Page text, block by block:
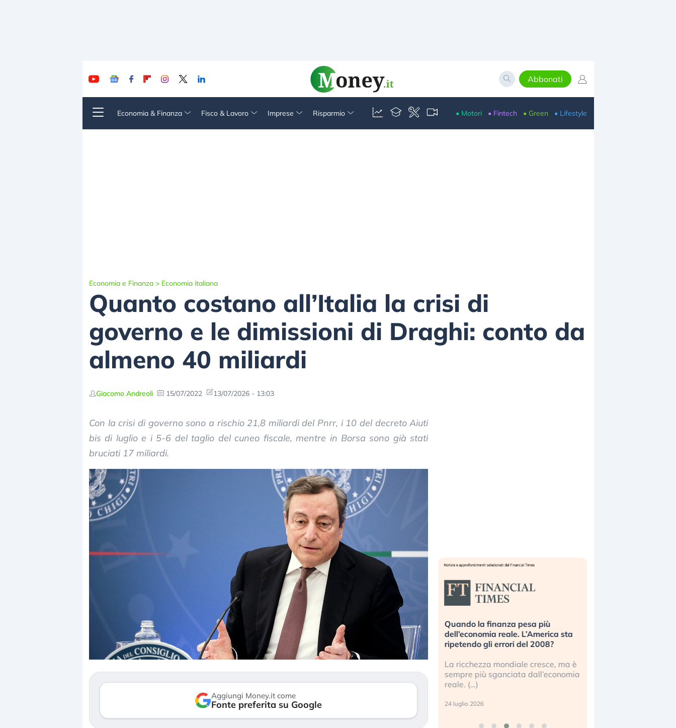
Abbonati
Economia & Finanza Fisco & Lavoro Imprese Risparmio • Motori • Fintech • Green • Lifestyle
Economia e Finanza > Economia italiana
Quanto costano all’Italia la crisi di
governo e le dimissioni di Draghi: conto da
almeno 40 miliardi
Giacomo Andreoli 15/07/2022 13/07/2026 - 13:03
Con la crisi di governo sono a rischio 21,8 miliardi del Pnrr, i 10 del decreto Aiuti
bis di luglio e i 5-6 del taglio del cuneo fiscale, mentre in Borsa sono già stati
bruciati 17 miliardi.
Aggiungi Money.it come
Fonte preferita su Google
Dalle valutazioni estreme alla
correzione. Cosa sta guidando il
repricing degli asset?
mostrando segni di stanchezza
verso le (…)
«La mia vita è rovinata». Investitori
in preda al panico dopo lo scoppio
della bolla AI
Kospi, mentre gli investitori retail (…)
30 luglio 2026
Quando la finanza pesa più
dell’economia reale. L’America sta
ripetendo gli errori del 2008?
La ricchezza mondiale cresce, ma è
sempre più sganciata dall’economia
reale. (…)
24 luglio 2026